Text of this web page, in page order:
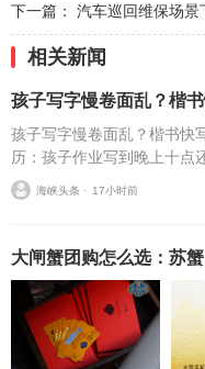
下一篇： 汽车巡回维保场景
相关新闻
孩子写字慢卷面乱？楷
孩子写字慢卷面乱？楷书快
历：孩子作业写到晚上十点
面因为字迹潦草被老师多次
在书写速度不达标问...
海峡头条 ⋅ 17小时前
大闸蟹团购怎么选：苏